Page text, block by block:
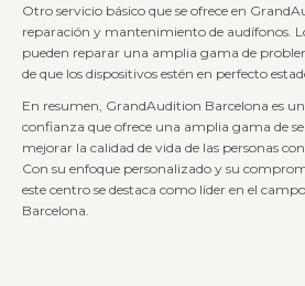
Otro servicio básico que se ofrece en
reparación y mantenimiento de audífonos.
pueden reparar una amplia gama de
de que los dispositivos estén en perfecto
En resumen, GrandAudition Barcelona es
confianza que ofrece una amplia gama de
mejorar la calidad de vida de las personas
Con su enfoque personalizado y su
este centro se destaca como líder en el
Barcelona.